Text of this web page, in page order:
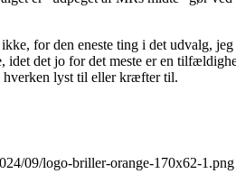
for den eneste ting i det udvalg, jeg
idet det jo for det meste er en
hverken lyst til eller kræfter til.
09/logo-briller-orange-170x62-1.png